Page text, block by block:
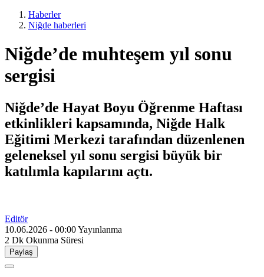
Haberler
Niğde haberleri
Niğde’de muhteşem yıl sonu
sergisi
Niğde’de Hayat Boyu Öğrenme Haftası
etkinlikleri kapsamında, Niğde Halk
Eğitimi Merkezi tarafından düzenlenen
geleneksel yıl sonu sergisi büyük bir
katılımla kapılarını açtı.
Editör
10.06.2026 - 00:00Yayınlanma
2 Dk Okunma Süresi
Paylaş